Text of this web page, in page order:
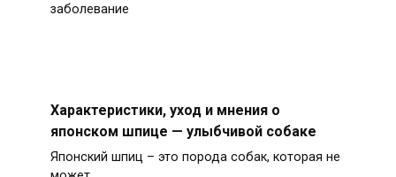
заболевание
Характеристики, уход и мнения о
японском шпице — улыбчивой собаке
Японский шпиц – это порода собак, которая не